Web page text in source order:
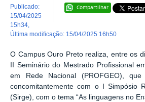
Compartilhar
publicado:
15/04/2025
15h34
última modificação: 15/04/2025 16h50
O Campus Ouro Preto realiza, entre os
II Seminário do Mestrado Profissional
em Rede Nacional (PROFGEO),
concomitantemente com o I Simpósio
(Sirge), com o tema “As linguagens no